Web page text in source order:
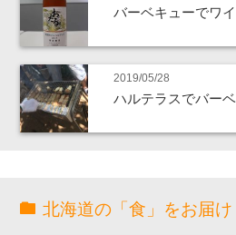
バーベキューでワ
2019/05/28
ハルテラスでバー
北海道の「食」をお届け